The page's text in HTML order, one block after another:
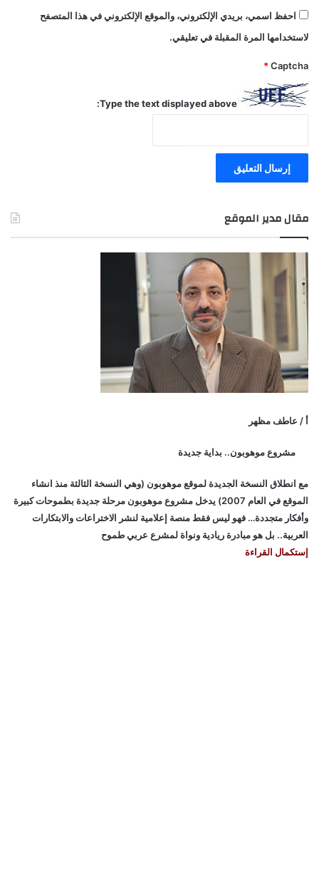
احفظ اسمي، بريدي الإلكتروني، والموقع الإلكتروني في هذا المتصفح
لاستخدامها المرة المقبلة في تعليقي.
Captcha
*
Type the text displayed above:
مقال مدير الموقع
أ / عاطف مظهر
مشروع موهوبون.. بداية جديدة
مع انطلاق النسخة الجديدة لموقع موهوبون (وهي النسخة الثالثة منذ انشاء
الموقع في العام 2007) يدخل مشروع موهوبون مرحلة جديدة بطموحات كبيرة
وأفكار متجددة… فهو ليس فقط منصة إعلامية لنشر الاختراعات والابتكارات
العربية.. بل هو مبادرة ريادية ونواة لمشرع عربي طموح
إستكمال القراءة